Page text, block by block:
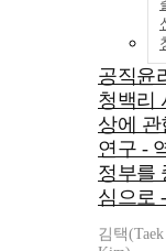
공직윤
청백리
상에 관
연구 -
정부를
심으로 -
김택(Taek